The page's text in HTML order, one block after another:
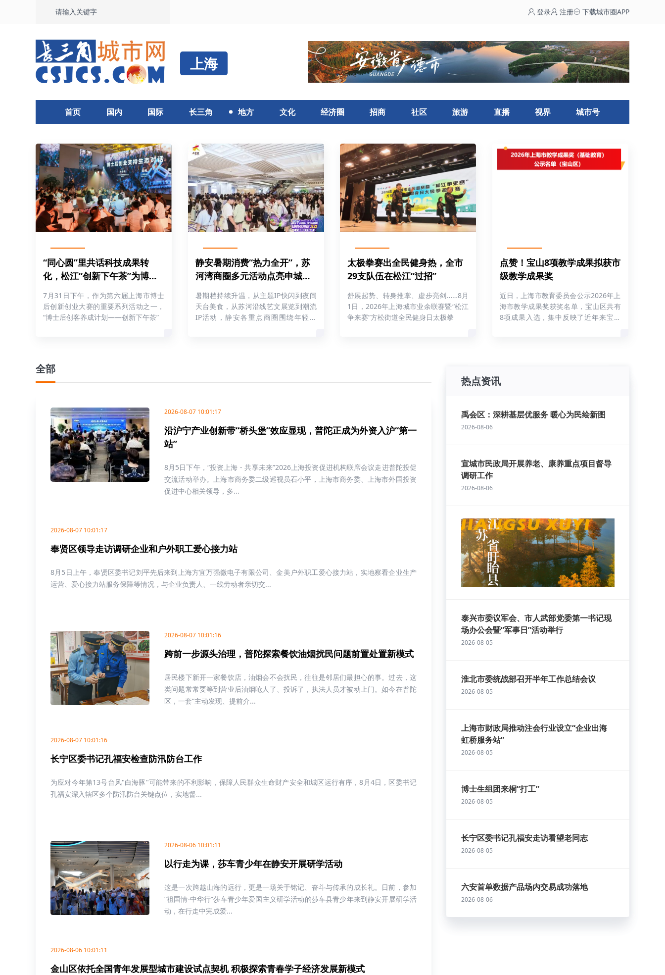
登录 注册 下载城市圈APP
上海
首页 国内 国际 长三角 地方 文化 经济圈 招商 社区 旅游 直播 视界 城市号
“同心圆”里共话科技成果转
化，松江“创新下午茶”为博士
7月31日下午，作为第六届上海市博士
后创新创业大赛的重要系列活动之一，
“博士后创客养成计划——创新下午茶”
静安暑期消费“热力全开”，苏
河湾商圈多元活动点亮申城夏
夜
暑期档持续升温，从主题IP快闪到夜间
天台美食，从苏河沿线艺文展览到潮流
IP活动，静安各重点商圈围绕年轻客
太极拳赛出全民健身热，全市
29支队伍在松江“过招”
舒展起势、转身推掌、虚步亮剑……8月
1日，2026年上海城市业余联赛暨“松江
争来赛”方松街道全民健身日太极拳
点赞！宝山8项教学成果拟获市
级教学成果奖
近日，上海市教育委员会公示2026年上
海市教学成果奖获奖名单，宝山区共有
8项成果入选，集中反映了近年来宝山
全部
2026-08-07 10:01:17
沿沪宁产业创新带“桥头堡”效应显现，普陀正成为外资入沪“第一
站”
8月5日下午，“投资上海・共享未来”2026上海投资促进机构联席会议走进普陀投促
交流活动举办。上海市商务委二级巡视员石小平，上海市商务委、上海市外国投资
促进中心相关领导，多...
2026-08-07 10:01:17
奉贤区领导走访调研企业和户外职工爱心接力站
8月5日上午，奉贤区委书记刘平先后来到上海方宜万强微电子有限公司、金美户外职工爱心接力站，实地察看企业生产
运营、爱心接力站服务保障等情况，与企业负责人、一线劳动者亲切交...
2026-08-07 10:01:16
跨前一步源头治理，普陀探索餐饮油烟扰民问题前置处置新模式
居民楼下新开一家餐饮店，油烟会不会扰民，往往是邻居们最担心的事。过去，这
类问题常常要等到营业后油烟呛人了、投诉了，执法人员才被动上门。如今在普陀
区，一套“主动发现、提前介...
2026-08-07 10:01:16
长宁区委书记孔福安检查防汛防台工作
为应对今年第13号台风"白海豚"可能带来的不利影响，保障人民群众生命财产安全和城区运行有序，8月4日，区委书记
孔福安深入辖区多个防汛防台关键点位，实地督...
2026-08-06 10:01:11
以行走为课，莎车青少年在静安开展研学活动
这是一次跨越山海的远行，更是一场关于铭记、奋斗与传承的成长礼。日前，参加
“祖国情·中华行”莎车青少年爱国主义研学活动的莎车县青少年来到静安开展研学活
动，在行走中完成爱...
2026-08-06 10:01:11
金山区依托全国青年发展型城市建设试点契机 积极探索青春学子经济发展新模式
热点资讯
禹会区：深耕基层优服务 暖心为民绘新图
2026-08-06
宣城市民政局开展养老、康养重点项目督导
调研工作
2026-08-06
泰兴市委议军会、市人武部党委第一书记现
场办公会暨“军事日”活动举行
2026-08-05
淮北市委统战部召开半年工作总结会议
2026-08-05
上海市财政局推动注会行业设立“企业出海
虹桥服务站”
2026-08-05
博士生组团来桐“打工”
2026-08-05
长宁区委书记孔福安走访看望老同志
2026-08-05
六安首单数据产品场内交易成功落地
2026-08-06